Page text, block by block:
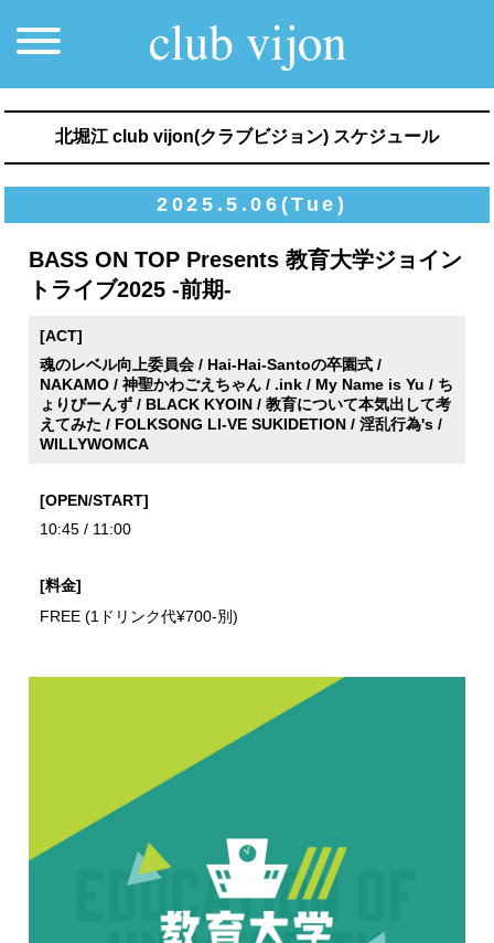
北堀江 club vijon(クラブビジョン) スケジュール
2025.5.06(Tue)
BASS ON TOP Presents 教育大学ジョイン
トライブ2025 -前期-
[ACT]
魂のレベル向上委員会 / Hai-Hai-Santoの卒園式 /
NAKAMO / 神聖かわごえちゃん / .ink / My Name is Yu / ち
ょりびーんず / BLACK KYOIN / 教育について本気出して考
えてみた / FOLKSONG LI-VE SUKIDETION / 淫乱行為's /
WILLYWOMCA
[OPEN/START]
10:45 / 11:00
[料金]
FREE (1ドリンク代¥700-別)